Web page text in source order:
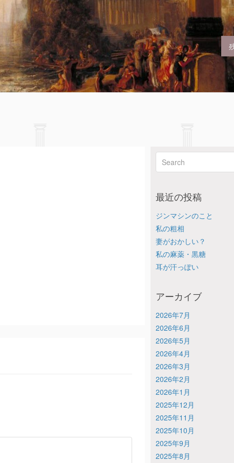
最近の投稿
ジンマシンのこと
私の粗相
妻がおかしい？
私の麻薬・黒糖
耳が汗っぽい
アーカイブ
2026年7月
2026年6月
2026年5月
2026年4月
2026年3月
2026年2月
2026年1月
2025年12月
2025年11月
2025年10月
2025年9月
2025年8月